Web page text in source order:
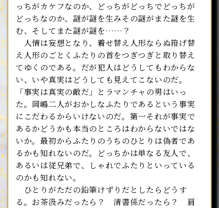
っちがカケフなのか、どっちがどっちでどっちが
どっちなのか、謎が謎を生みその謎がまた謎を生
む、そしてまた謎が謎を……？
人情は妄想となり、着せ替え人形ならぬ箝げ替
え人形のごとくふたりの首をつぎつぎと取り替え
てゆくのである。だが犯人はどうしてもわからな
い、いや真実はどうしても見えてこないのだ。
「事実は真実の敵だ」とラマンチャの男はいっ
た。岡嶋二人がおかしなふたりであるという事実
にこだわるからいけないのだ。第一それが事実で
あるかどうかも本当のところはわからないではな
いか。最初からふたりのうちのひとりは偽者であ
るかも知れないのだ。どっちかは単なる友人で、
あるいは従兄弟で、しゃれでふたりといっている
のかも知れない。
ひとりがただの鉛筆けずりだとしたらどうす
る。お茶汲みだったら？ 清書係だったら？ 肩